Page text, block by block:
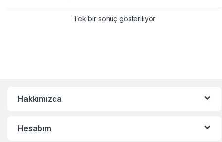
Tek bir sonuç gösteriliyor
Hakkımızda
Hesabım